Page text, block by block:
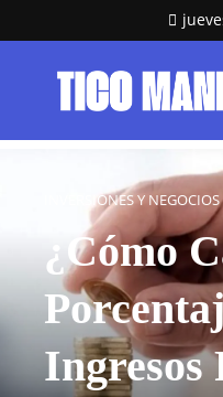
INVERSIONES Y NEGOCIOS
¿Cómo
Ingresos